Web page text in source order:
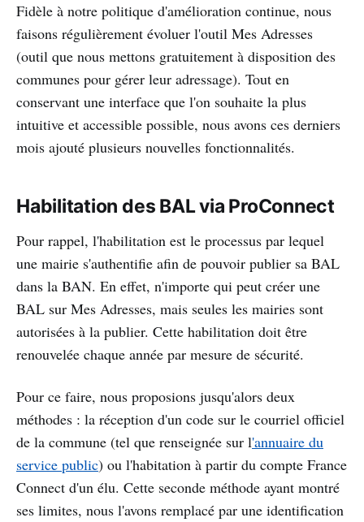
Fidèle à notre politique d'amélioration continue, nous
faisons régulièrement évoluer l'outil Mes Adresses
(outil que nous mettons gratuitement à disposition des
communes pour gérer leur adressage). Tout en
conservant une interface que l'on souhaite la plus
intuitive et accessible possible, nous avons ces derniers
mois ajouté plusieurs nouvelles fonctionnalités.
Habilitation des BAL via ProConnect
Pour rappel, l'habilitation est le processus par lequel
une mairie s'authentifie afin de pouvoir publier sa BAL
dans la BAN. En effet, n'importe qui peut créer une
BAL sur Mes Adresses, mais seules les mairies sont
autorisées à la publier. Cette habilitation doit être
renouvelée chaque année par mesure de sécurité.
Pour ce faire, nous proposions jusqu'alors deux
méthodes : la réception d'un code sur le courriel officiel
de la commune (tel que renseignée sur l'annuaire du
service public) ou l'habitation à partir du compte France
Connect d'un élu. Cette seconde méthode ayant montré
ses limites, nous l'avons remplacé par une identification